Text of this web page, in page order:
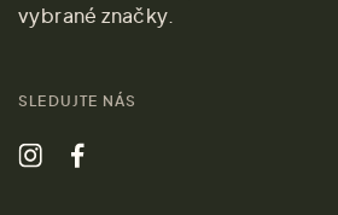
vybrané značky.
SLEDUJTE NÁS